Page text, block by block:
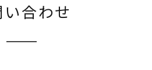
い合わせ